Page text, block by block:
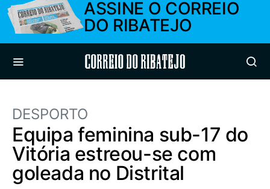
ASSINE O CORREIO
DO RIBATEJO
Correio do Ribatejo
DESPORTO
Equipa feminina sub-17 do
Vitória estreou-se com
goleada no Distrital